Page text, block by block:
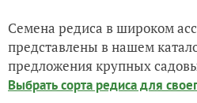
Семена редиса в широком
представлены в нашем
предложения крупных
Выбрать сорта редиса для